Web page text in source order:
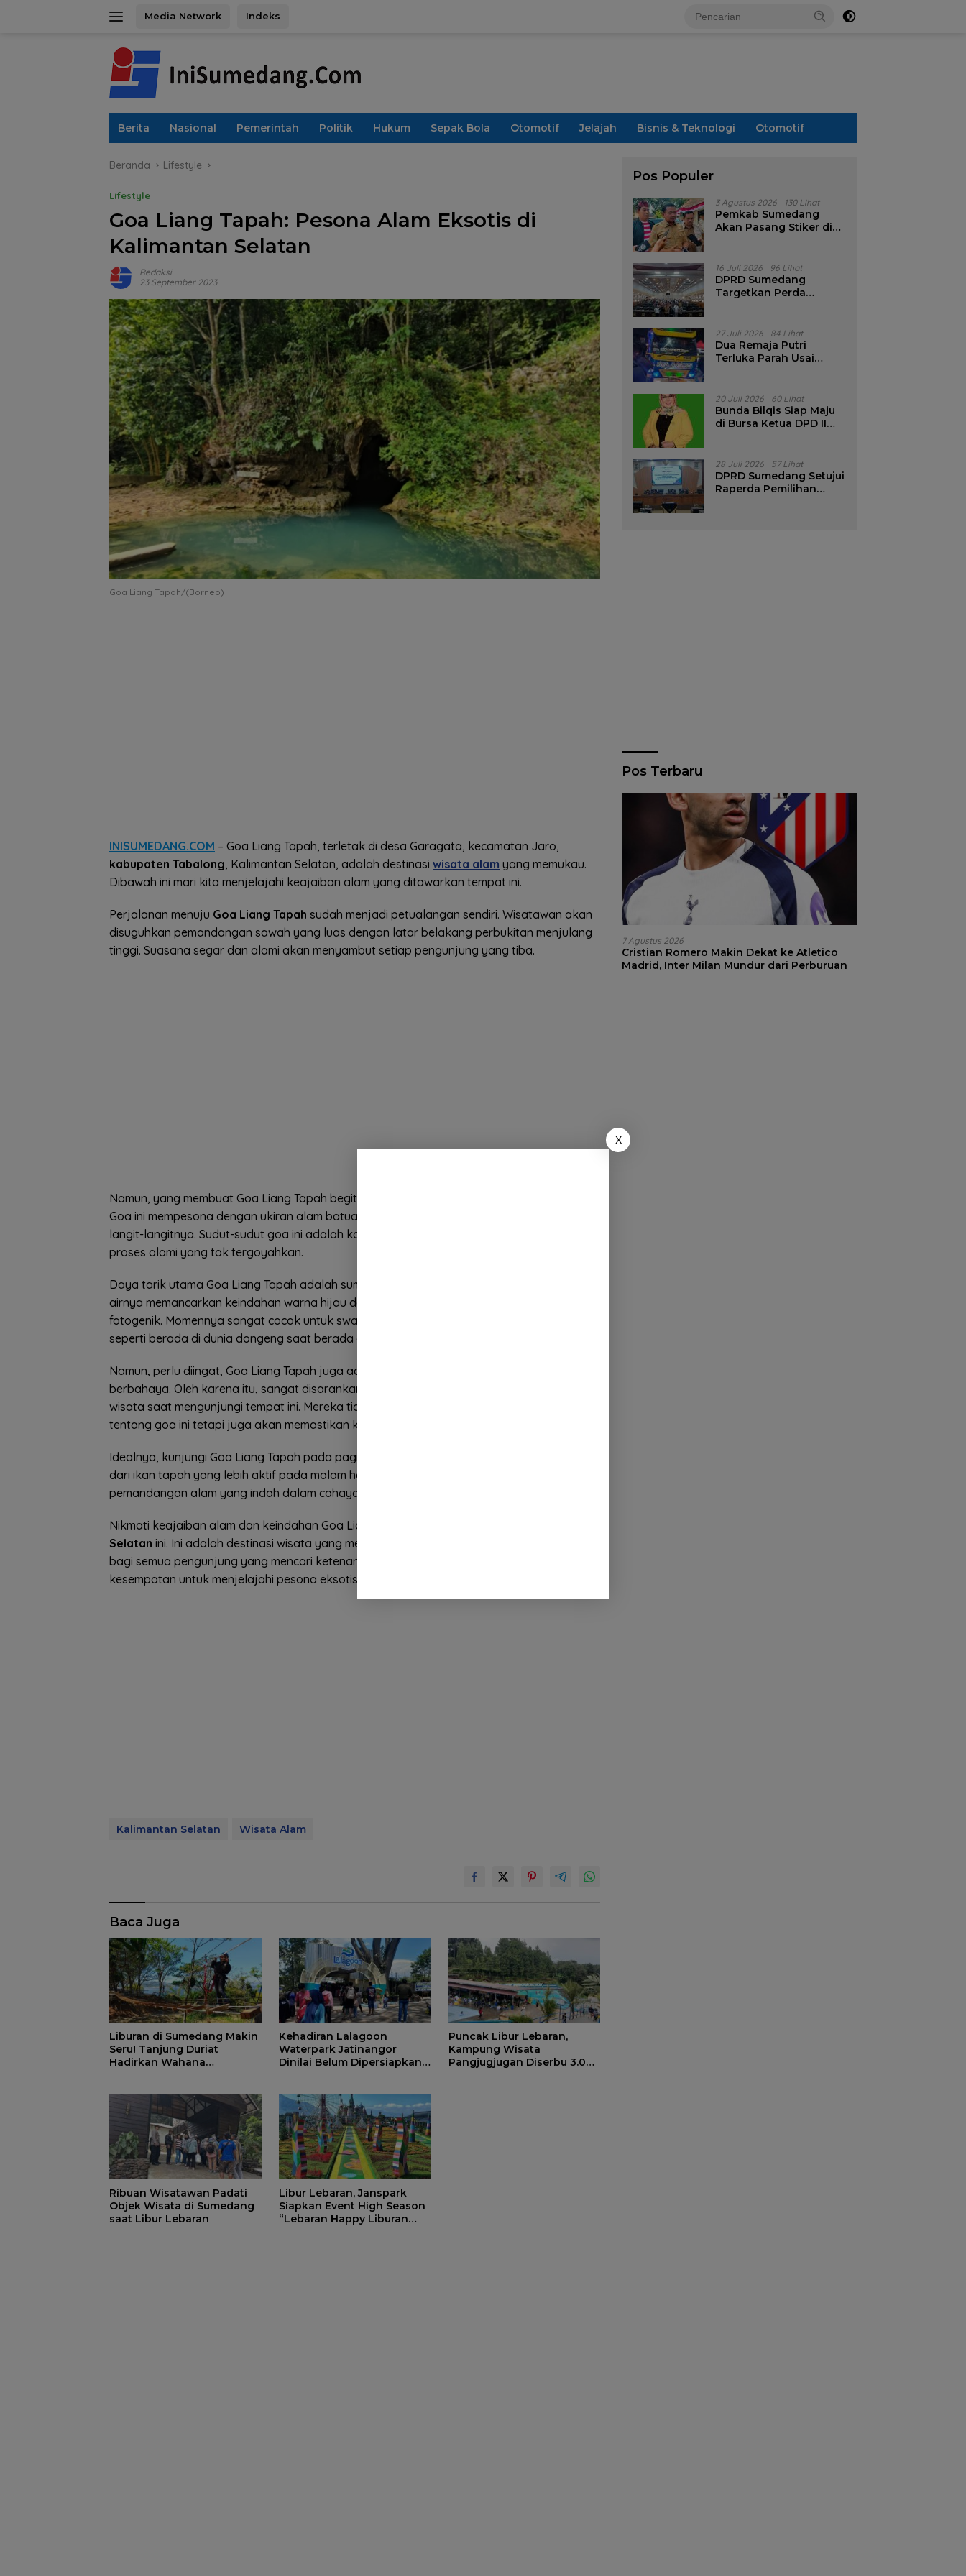
Media Network Indeks
Berita Nasional Pemerintah Politik Hukum Sepak Bola Otomotif Jelajah Bisnis & Teknologi Otomotif
Beranda Lifestyle
Lifestyle
Goa Liang Tapah: Pesona Alam Eksotis di
Kalimantan Selatan
Redaksi
23 September 2023
Goa Liang Tapah/(Borneo)
INISUMEDANG.COM – Goa Liang Tapah, terletak di desa Garagata, kecamatan Jaro,
kabupaten Tabalong , Kalimantan Selatan, adalah destinasi wisata alam yang memukau.
Dibawah ini mari kita menjelajahi keajaiban alam yang ditawarkan tempat ini.
Perjalanan menuju Goa Liang Tapah sudah menjadi petualangan sendiri. Wisatawan akan
disuguhkan pemandangan sawah yang luas dengan latar belakang perbukitan menjulang
tinggi. Suasana segar dan alami akan menyambut setiap pengunjung yang tiba.
Namun, yang membuat Goa Liang Tapah begitu istimewa adalah keindahan goa itu sendiri.
Goa ini mempesona dengan ukiran alam batuan stalaktit dan stalagmit yang menjuntai dari
langit-langitnya. Sudut-sudut goa ini adalah kanvas alami yang dihiasi oleh ribuan tahun
proses alami yang tak tergoyahkan.
Daya tarik utama Goa Liang Tapah adalah sumber mata airnya. Saat matahari bersinar,
airnya memancarkan keindahan warna hijau dan kadang-kadang biru yang sangat
fotogenik. Momennya sangat cocok untuk swafoto yang memukau. Anda akan merasa
seperti berada di dunia dongeng saat berada di sini.
Namun, perlu diingat, Goa Liang Tapah juga adalah tempat tinggal bagi ikan tapah yang
berbahaya. Oleh karena itu, sangat disarankan untuk selalu menggunakan pemandu
wisata saat mengunjungi tempat ini. Mereka tidak hanya akan memberikan wawasan
tentang goa ini tetapi juga akan memastikan keselamatan Anda.
Idealnya, kunjungi Goa Liang Tapah pada pagi hingga siang hari. Selain menjauhkan diri
dari ikan tapah yang lebih aktif pada malam hari, Anda juga dapat menikmati
pemandangan alam yang indah dalam cahaya matahari yang lembut.
Nikmati keajaiban alam dan keindahan Goa Liang Tapah yang memukau di
Selatan ini. Ini adalah destinasi wisata yang menawarkan pengalaman yang tak terlupakan
bagi semua pengunjung yang mencari ketenangan dan keindahan alam. Jangan lewatkan
kesempatan untuk menjelajahi pesona eksotis Goa Liang Tapah.
Kalimantan Selatan Wisata Alam
Baca Juga
Liburan di Sumedang Makin
Seru! Tanjung Duriat
Hadirkan Wahana
Kehadiran Lalagoon
Waterpark Jatinangor
Dinilai Belum Dipersiapkan
Puncak Libur Lebaran,
Kampung Wisata
Pangjugjugan Diserbu 3.000
Ribuan Wisatawan Padati
Objek Wisata di Sumedang
saat Libur Lebaran
Libur Lebaran, Janspark
Siapkan Event High Season
“Lebaran Happy Liburan
Pos Populer
3 Agustus 2026 130 Lihat
Pemkab Sumedang
Akan Pasang Stiker di
16 Juli 2026 96 Lihat
DPRD Sumedang
Targetkan Perda
Pencalonan Diperjelas
27 Juli 2026 84 Lihat
Dua Remaja Putri
Terluka Parah Usai
Tanjungsari Sumedang
20 Juli 2026 60 Lihat
Bunda Bilqis Siap Maju
di Bursa Ketua DPD II
28 Juli 2026 57 Lihat
DPRD Sumedang Setujui
Raperda Pemilihan
Pos Terbaru
7 Agustus 2026
Cristian Romero Makin Dekat ke Atletico
Madrid, Inter Milan Mundur dari Perburuan
X